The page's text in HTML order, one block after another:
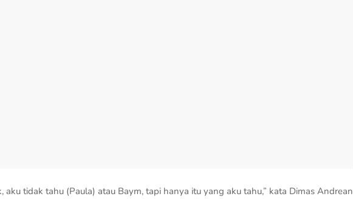
aku tidak tahu (Paula) atau Baym, tapi hanya itu yang aku tahu,” kata Dimas Andrean